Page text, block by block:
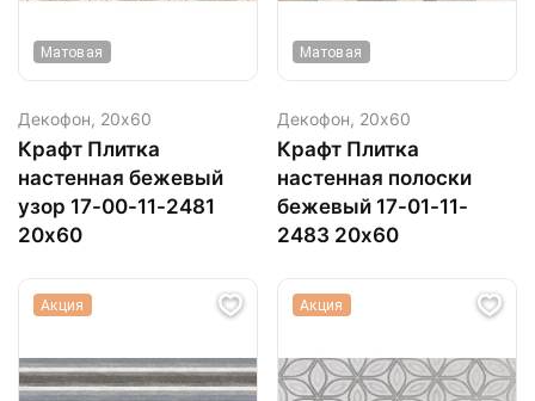
Матовая
Декофон, 20х60
Крафт Плитка
настенная бежевый
узор 17-00-11-2481
20х60
Матовая
Декофон, 20х60
Крафт Плитка
настенная полоски
бежевый 17-01-11-
2483 20х60
Акция Акция